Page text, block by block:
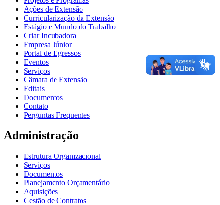
Ações de Extensão
Curricularização da Extensão
Estágio e Mundo do Trabalho
Criar Incubadora
Empresa Júnior
Portal de Egressos
Eventos
Serviços
Câmara de Extensão
Editais
Documentos
Contato
Perguntas Frequentes
Administração
Estrutura Organizacional
Serviços
Documentos
Planejamento Orçamentário
Aquisições
Gestão de Contratos